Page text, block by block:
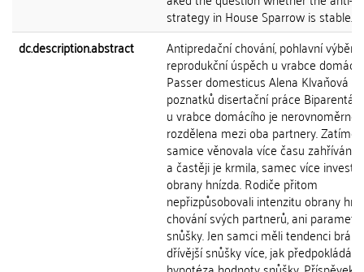
strategy in House Sparrow is stable...
dc.description.abstract
Antipredační chování, pohlavní výběr a
reprodukční úspěch u vrabce
Passer domesticus Alena Klvaňová
poznatků disertační práce
u vrabce domácího je nerovnoměrně
rozdělena mezi oba partnery. Zatímco
samice věnovala více času zahřívání
a častěji je krmila, samec více
obrany hnízda. Rodiče přitom
nepřizpůsobovali intenzitu obrany
chování svých partnerů, ani
snůšky. Jen samci měli tendenci bránit
dřívější snůšky více, jak předpokládá